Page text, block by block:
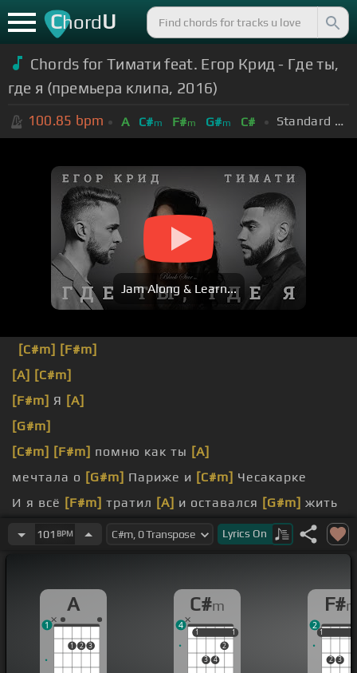
ChordU
Chords for Тимати feat. Егор Крид - Где ты,
где я (премьера клипа, 2016)
100.85 bpm A C#m F#m G#m C# Standard Tuning (EADGBE)
Jam Along & Learn...
[C#m] [F#m]
[A] [C#m]
[F#m] Я [A]
[G#m]
[C#m] [F#m] помню как ты [A]
мечтала о [G#m] Париже и [C#m] Чесакарке
И я всё [F#m] тратил [A] и оставался [G#m] жить
на дне
навстречу ночью[C#m]
101 BPM Lyrics On
A
1 2 3
1
C#m
1
3 4
2
1
1 1
4
F#
1
2 3
1
2